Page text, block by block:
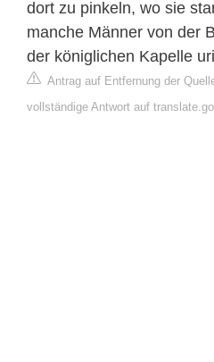
dort zu pinkeln, wo sie
manche Männer von der
der königlichen Kapelle
Antrag auf Entfernung der
vollständige Antwort auf